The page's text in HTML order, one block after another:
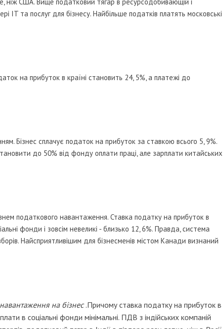
IT та послуг для бізнесу. Найбільше податків платять московські
на прибуток в країні становить 24, 5%, а платежі до
Бізнес сплачує податок на прибуток за ставкою всього 5, 9%.
до 50% від фонду оплати праці, але зарплати китайських
податкового навантаження. Ставка податку на прибуток в
фонди і зовсім невеликі - близько 12, 6%. Правда, система
Найсприятливішим для бізнесменів містом Канади визнаний
на бізнес.Причому ставка податку на прибуток в
в соціальні фонди мінімальні. ПДВ з індійських компаній